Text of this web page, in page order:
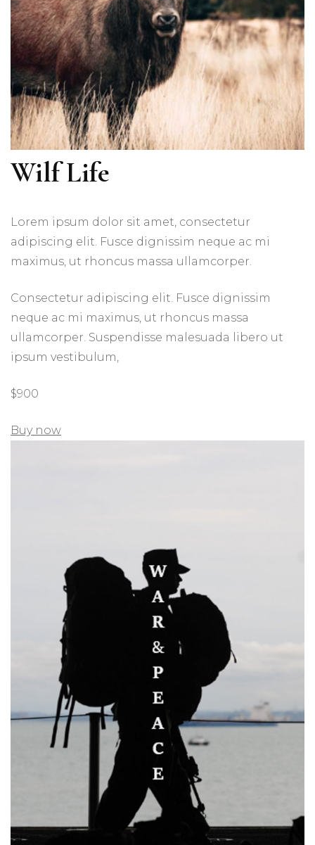
Wilf Life
Lorem ipsum dolor sit amet, consectetur
adipiscing elit. Fusce dignissim neque ac mi
maximus, ut rhoncus massa ullamcorper.
Consectetur adipiscing elit. Fusce dignissim
neque ac mi maximus, ut rhoncus massa
ullamcorper. Suspendisse malesuada libero ut
ipsum vestibulum,
$900
Buy now